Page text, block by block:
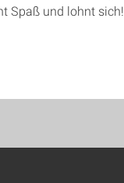
Spaß und lohnt sich!